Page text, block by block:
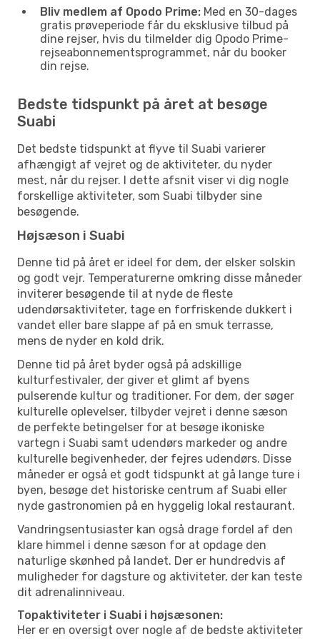
Bliv medlem af Opodo Prime: Med en 30-dages
gratis prøveperiode får du eksklusive tilbud på
dine rejser, hvis du tilmelder dig Opodo Prime-
rejseabonnementsprogrammet, når du booker
din rejse.
Bedste tidspunkt på året at besøge
Suabi
Det bedste tidspunkt at flyve til Suabi varierer
afhængigt af vejret og de aktiviteter, du nyder
mest, når du rejser. I dette afsnit viser vi dig nogle
forskellige aktiviteter, som Suabi tilbyder sine
besøgende.
Højsæson i Suabi
Denne tid på året er ideel for dem, der elsker solskin
og godt vejr. Temperaturerne omkring disse måneder
inviterer besøgende til at nyde de fleste
udendørsaktiviteter, tage en forfriskende dukkert i
vandet eller bare slappe af på en smuk terrasse,
mens de nyder en kold drik.
Denne tid på året byder også på adskillige
kulturfestivaler, der giver et glimt af byens
pulserende kultur og traditioner. For dem, der søger
kulturelle oplevelser, tilbyder vejret i denne sæson
de perfekte betingelser for at besøge ikoniske
vartegn i Suabi samt udendørs markeder og andre
kulturelle begivenheder, der fejres udendørs. Disse
måneder er også et godt tidspunkt at gå lange ture i
byen, besøge det historiske centrum af Suabi eller
nyde gastronomien på en hyggelig lokal restaurant.
Vandringsentusiaster kan også drage fordel af den
klare himmel i denne sæson for at opdage den
naturlige skønhed på landet. Der er hundredvis af
muligheder for dagsture og aktiviteter, der kan teste
dit adrenalinniveau.
Topaktiviteter i Suabi i højsæsonen:
Her er en oversigt over nogle af de bedste aktiviteter